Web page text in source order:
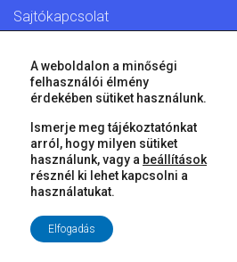
Sajtókapcsolat
© 2026 Győr Megyei Jogú Város
A weboldalon a minőségi
felhasználói élmény
érdekében sütiket használunk.
Ismerje meg tájékoztatónkat
arról, hogy milyen sütiket
használunk, vagy a beállítások
résznél ki lehet kapcsolni a
használatukat.
Elfogadás